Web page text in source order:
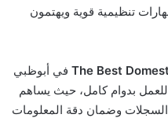
تنظيمية قوية ويهتمون
The Best في أبوظبي
بدوام كامل، حيث يساهم
وضمان دقة المعلومات